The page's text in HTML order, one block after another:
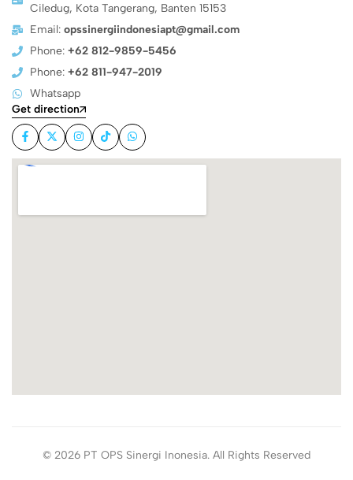
Ciledug, Kota Tangerang, Banten 15153
Email: opssinergiindonesiapt@gmail.com
Phone: +62 812-9859-5456
Phone: +62 811-947-2019
Whatsapp
Get direction
© 2026 PT OPS Sinergi Inonesia. All Rights Reserved